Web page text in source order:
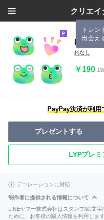
クリエイ
トレン
出会え
ゆるか
れなし
￥190
PayPay決済が利用
プレゼントする
LYPプレ
デコレーションに対応
制作者に提供される情報について
LINEヤフー株式会社はスタンプ/絵文
ために、お客様の購入情報を利用します